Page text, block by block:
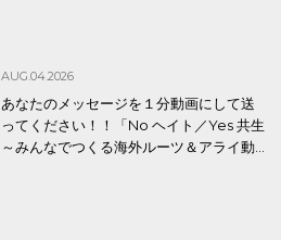
AUG.04.2026
あなたのメッセージを１分動画にして送
ってください！！「No ヘイト／Yes 共生
～みんなでつくる海外ルーツ＆アライ動